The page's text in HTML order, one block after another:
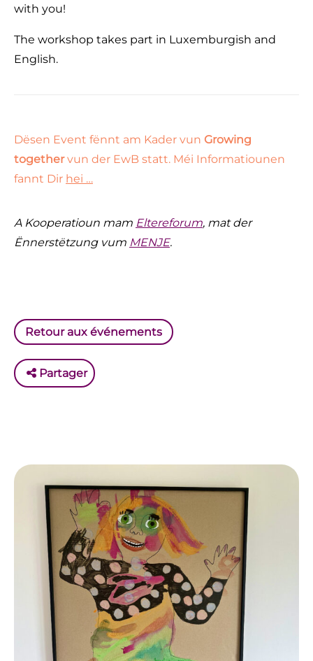
with you!
The workshop takes part in Luxemburgish and
English.
Dësen Event fënnt am Kader vun Growing
togethervun der EwB statt. Méi Informatiounen
fannt Dir hei …
A Kooperatioun mam Eltereforum, mat der
Ënnerstëtzung vum MENJE.
Retour aux événements
Partager